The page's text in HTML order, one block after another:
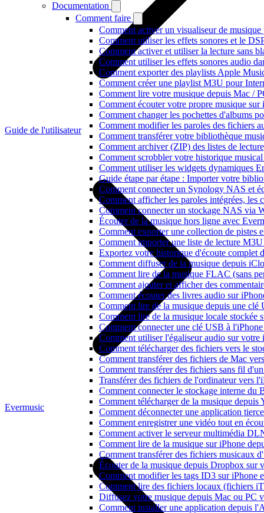
Documentation
Comment faire
Comment activer un visualiseur de
Comment utiliser les effets sonores et le
Comment activer et utiliser la lecture sans
Comment utiliser les effets sonores audio
Comment exporter des playlists Apple
Comment créer une playlist M3U pour
Comment lire votre musique depuis Mac /
Comment écouter votre propre musique sur
Comment changer les pochettes d'albums
Comment modifier les paroles des fichiers
Comment transférer votre bibliothèque
Comment archiver (ZIP) des listes de
Comment scrobbler votre historique
Comment utiliser les widgets dynamiques
Guide étape par étape : Importer votre
Comment connecter un Synology NAS et
Comment afficher les paroles intégrées,
Comment connecter un stockage NAS via
Écouter de la musique hors ligne avec
Comment exporter une collection de
Comment importer une liste de lecture
Exportez votre historique d'écoute complet
Comment diffuser de la musique depuis
Comment lire de la musique FLAC (sans
Comment ajouter et afficher des
Comment écouter des livres audio sur
Comment lire de la musique depuis une
Comment lire de la musique locale stockée
Comment connecter une clé USB à
Comment utiliser l'égaliseur audio sur
Comment télécharger des fichiers vers le
Comment transférer des fichiers de Mac
Comment transférer des fichiers sans fil
Transférer des fichiers de l'ordinateur vers
Comment connecter le stockage interne
Comment télécharger de la musique
Comment déconnecter une application
Comment enregistrer une vidéo tout en
Comment activer le serveur multimédia
Comment lire de la musique sur iPhone
Comment transférer des fichiers musicaux
Écouter de la musique depuis Dropbox sur
Comment modifier les tags ID3 sur iPhone
Comment lire des fichiers locaux (fichiers
Diffusez votre musique depuis Mac ou PC
Comment installer une application depuis
Guide de l'utilisateur
Evermusic